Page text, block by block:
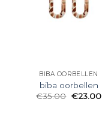
BIBA OORBELLEN
biba oorbellen
€35.00 €23.00